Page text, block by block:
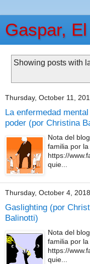
Gaspar,
Showing posts with
Thursday, October 11,
La enfermedad
poder (por Christina
Nota del
familia por
https://
quie...
Thursday, October 4, 2018
Gaslighting (por
Balinotti)
Nota del
familia por
https://
quie...